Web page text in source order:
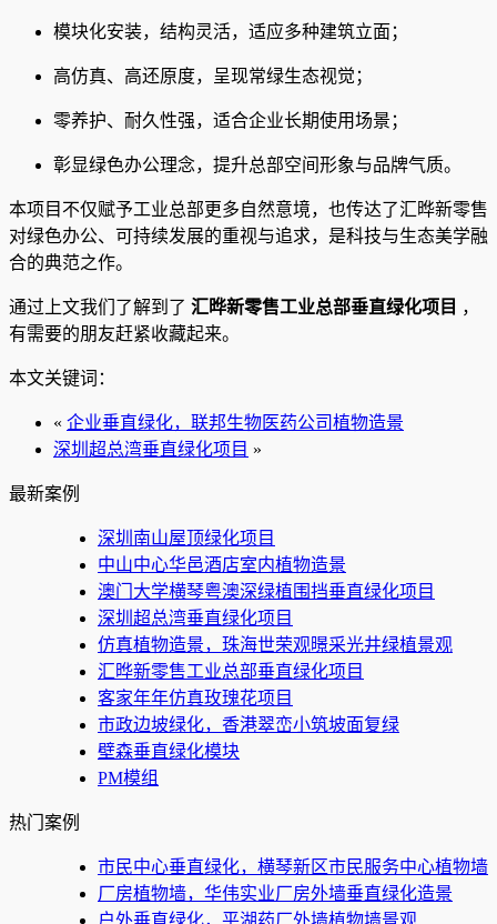
模块化安装，结构灵活，适应多种建筑立面；
高仿真、高还原度，呈现常绿生态视觉；
零养护、耐久性强，适合企业长期使用场景；
彰显绿色办公理念，提升总部空间形象与品牌气质。
本项目不仅赋予工业总部更多自然意境，也传达了汇晔新零售
对绿色办公、可持续发展的重视与追求，是科技与生态美学融
合的典范之作。
通过上文我们了解到了 汇晔新零售工业总部垂直绿化项目 ，
有需要的朋友赶紧收藏起来。
本文关键词：
« 企业垂直绿化，联邦生物医药公司植物造景
深圳超总湾垂直绿化项目 »
最新案例
深圳南山屋顶绿化项目
中山中心华邑酒店室内植物造景
澳门大学横琴粤澳深绿植围挡垂直绿化项目
深圳超总湾垂直绿化项目
仿真植物造景，珠海世荣观暻采光井绿植景观
汇晔新零售工业总部垂直绿化项目
客家年年仿真玫瑰花项目
市政边坡绿化，香港翠峦小筑坡面复绿
壁森垂直绿化模块
PM模组
热门案例
市民中心垂直绿化，横琴新区市民服务中心植物墙
厂房植物墙，华伟实业厂房外墙垂直绿化造景
户外垂直绿化，平湖药厂外墙植物墙景观